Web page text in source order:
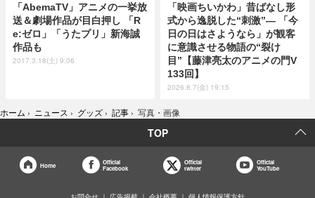
「AbemaTV」アニメの一挙放
送＆劇場作品が目白押し 「R
e:ゼロ」「うたプリ」新海誠
作品も
2017.3.18(土) 9:06
「映画ちいかわ」昔ばなし形
式から逸脱した“刺激”― 「今
日の日はさようなら」が観客
に意識させる物語の“裂け
目”【藤津亮太のアニメの門V
133回】
2026.8.7(金) 19:15
ホーム › ニュース › グッズ › 記事 › 写真・画像
TOP
Home
Official
Facebook
Official
twitter
Official
YouTube